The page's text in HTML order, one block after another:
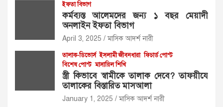
ইফতা বিভাগ
কর্মব্যস্ত আলেমদের জন্য ১ বছর মেয়াদী
অনলাইন ইফতা বিভাগ
April 3, 2025 মাসিক আদর্শ নারী
তালাক-ডিভোর্স ইসলামী জীবনধারা ফিচার্ড পোস্ট
বিশেষ পোস্ট মাসায়িল শিখি
স্ত্রী কিভাবে স্বামীকে তালাক দেবে? তাফয়ীযে
তালাকের বিস্তারিত মাসআলা
January 1, 2025 মাসিক আদর্শ নারী